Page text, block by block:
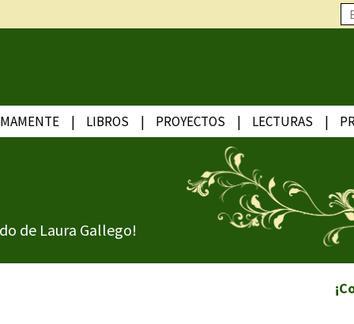
LIBROS PROYECTOS LECTURAS
de Laura Gallego!